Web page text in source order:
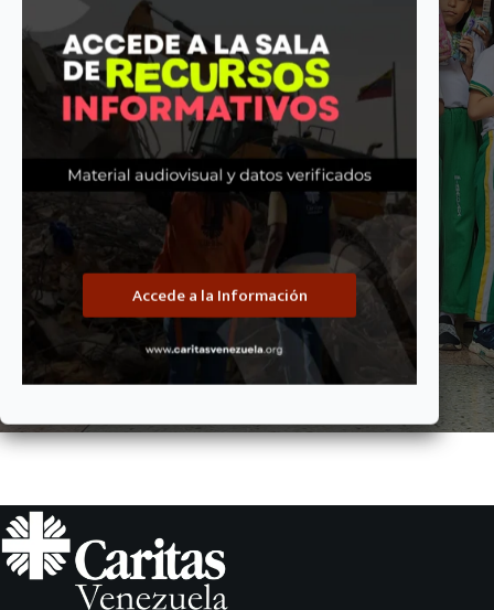
Accede a la Información
¡Conoce nuestra
organización!
Más Información